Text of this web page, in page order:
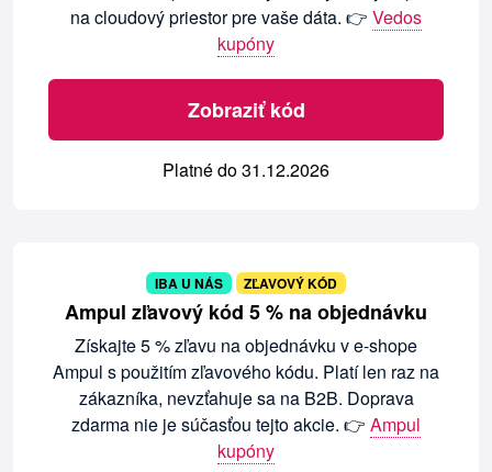
na cloudový priestor pre vaše dáta. 👉 Vedos
kupóny
Zobraziť kód
Platné do 31.12.2026
IBA U NÁS ZĽAVOVÝ KÓD
Ampul zľavový kód 5 % na objednávku
Získajte 5 % zľavu na objednávku v e-shope
Ampul s použitím zľavového kódu. Platí len raz na
zákazníka, nevzťahuje sa na B2B. Doprava
zdarma nie je súčasťou tejto akcie. 👉 Ampul
kupóny